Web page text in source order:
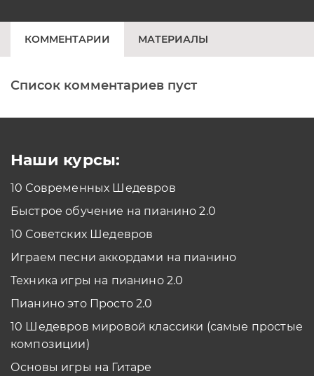
Печатная клавиатура
Как проходить задания в тренажерах с
помощью Планшета/телефона?
КОММЕНТАРИИ МАТЕРИАЛЫ
Список комментариев пуст
Наши курсы:
10 Современных Шедевров
Быстрое обучение на пианино 2.0
10 Советских Шедевров
Играем песни аккордами на пианино
Техника игры на пианино 2.0
Пианино это Просто 2.0
10 Шедевров мировой классики (самые простые
композиции)
Основы игры на Гитаре